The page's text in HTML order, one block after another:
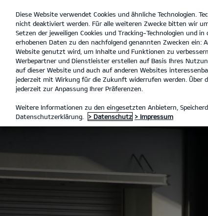
open
menu
Kia PV5 Crew
PBV NUTZFAHRZEUGE
Diese Website verwendet Cookies und ähnliche Technologien.
nicht deaktiviert werden. Für alle weiteren Zwecke bitten wir
Setzen der jeweiligen Cookies und Tracking-Technologien und
erhobenen Daten zu den nachfolgend genannten Zwecken ein:
Website genutzt wird, um Inhalte und Funktionen zu
Werbepartner und Dienstleister erstellen auf Basis Ihres
auf dieser Website und auch auf anderen Websites
jederzeit mit Wirkung für die Zukunft widerrufen werden. Über
jederzeit zur Anpassung Ihrer Präferenzen.
Weitere Informationen zu den eingesetzten Anbietern,
Datenschutzerklärung.
> Datenschutz > Impressum